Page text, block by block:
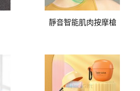
靜音智能肌肉按摩槍